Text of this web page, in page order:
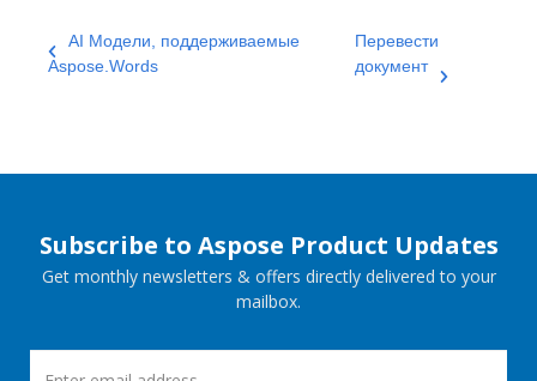
AI Модели, поддерживаемые
Aspose.Words
Перевести
документ
Subscribe to Aspose Product Updates
Get monthly newsletters & offers directly delivered to your
mailbox.